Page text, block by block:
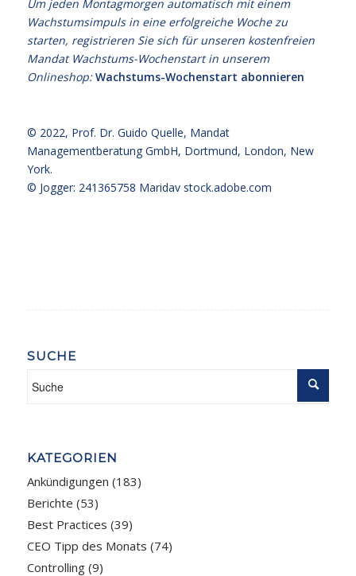
Um jeden Montagmorgen automatisch mit einem
Wachstumsimpuls in eine erfolgreiche Woche zu
starten, registrieren Sie sich für unseren kostenfreien
Mandat Wachstums-Wochenstart in unserem
Onlineshop:Wachstums-Wochenstart abonnieren
© 2022, Prof. Dr. Guido Quelle, Mandat
Managementberatung GmbH, Dortmund, London, New
York.
© Jogger: 241365758 Maridav stock.adobe.com
SUCHE
KATEGORIEN
Ankündigungen (183)
Berichte (53)
Best Practices (39)
CEO Tipp des Monats (74)
Controlling(9)